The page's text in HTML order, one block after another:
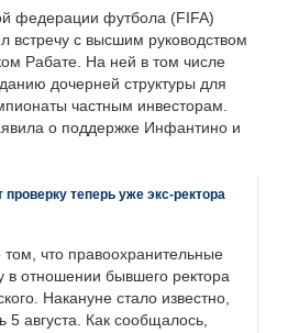
федерации футбола (FIFA)
с высшим руководством
Рабате. На ней в том числе
дочерней структуры для
частным инвесторам.
о поддержке Инфантино и
теперь уже экс-ректора
что правоохранительные
в отношении бывшего ректора
Накануне стало известно,
5 августа. Как сообщалось,